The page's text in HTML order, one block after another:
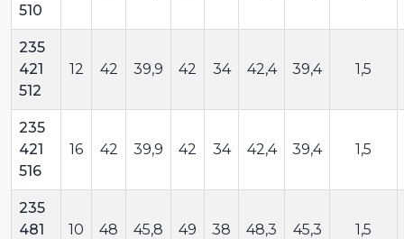
510
235
421
512
12 42 39,9 42 34 42,4 39,4 1,5
235
421
516
16 42 39,9 42 34 42,4 39,4 1,5
235
481
10 48 45,8 49 38 48,3 45,3 1,5